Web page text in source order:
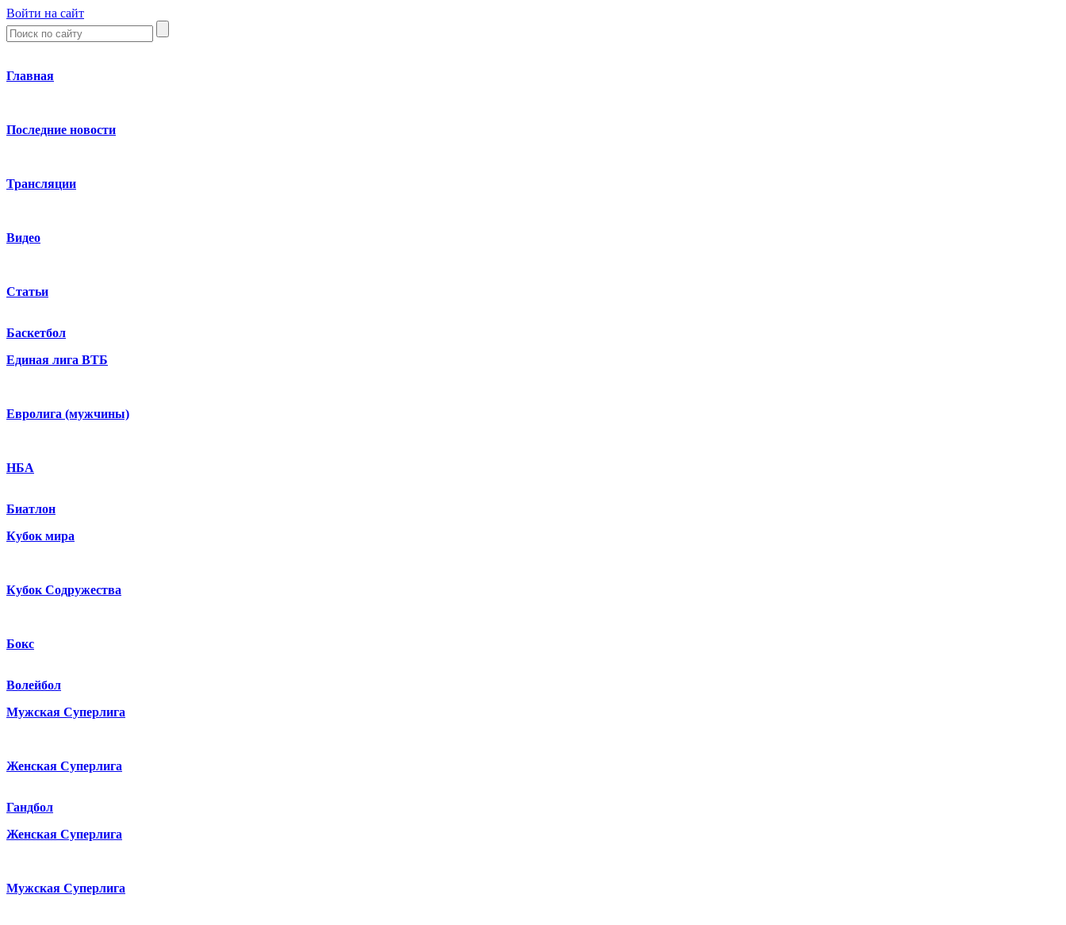
Войти на сайт
Главная
Последние новости
Трансляции
Видео
Статьи
Баскетбол
Единая лига ВТБ
Евролига (мужчины)
НБА
Биатлон
Кубок мира
Кубок Содружества
Бокс
Волейбол
Мужская Суперлига
Женская Суперлига
Гандбол
Женская Суперлига
Мужская Суперлига